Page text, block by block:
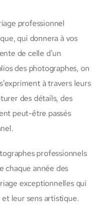
professionnel
qui donnera à vos
de celle d’un
des photographes, on
à travers leurs
des détails, des
peut-être passés
professionnels
chaque année des
exceptionnelles qui
leur sens artistique.